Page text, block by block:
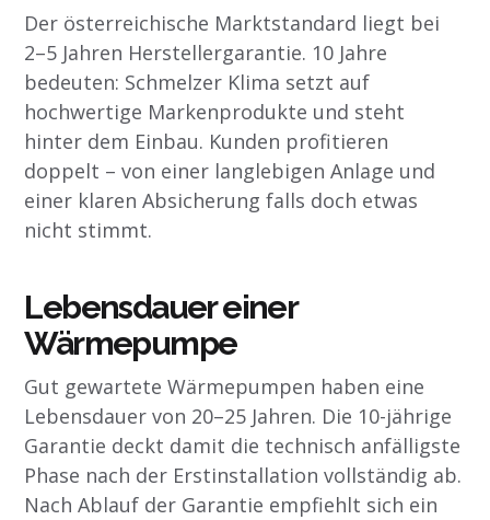
Der österreichische Marktstandard liegt bei
2–5 Jahren Herstellergarantie. 10 Jahre
bedeuten: Schmelzer Klima setzt auf
hochwertige Markenprodukte und steht
hinter dem Einbau. Kunden profitieren
doppelt – von einer langlebigen Anlage und
einer klaren Absicherung falls doch etwas
nicht stimmt.
Lebensdauer einer
Wärmepumpe
Gut gewartete Wärmepumpen haben eine
Lebensdauer von 20–25 Jahren. Die 10-jährige
Garantie deckt damit die technisch anfälligste
Phase nach der Erstinstallation vollständig ab.
Nach Ablauf der Garantie empfiehlt sich ein